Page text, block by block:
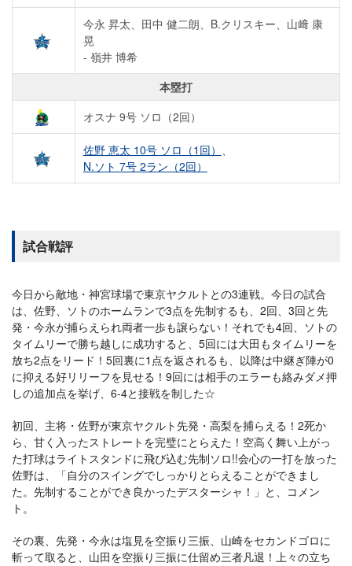
今永 昇太、田中 健二朗、B.クリスキー、山﨑 康
晃
- 嶺井 博希
本塁打
オスナ 9号 ソロ（2回）
佐野 恵太 10号 ソロ（1回） 、
N.ソト 7号 2ラン（2回）
試合戦評
今日から敵地・神宮球場で東京ヤクルトとの3連戦。今日の試合
は、佐野、ソトのホームランで3点を先制するも、2回、3回と先
発・今永が捕らえられ両者一歩も譲らない！それでも4回、ソトの
タイムリーで勝ち越しに成功すると、5回には大田もタイムリーを
放ち2点をリード！5回裏に1点を返されるも、以降は中継ぎ陣が0
に抑える好リリーフを見せる！9回には相手のエラーも絡みダメ押
しの追加点を挙げ、6-4と接戦を制した☆
初回、主将・佐野が東京ヤクルト先発・高梨を捕らえる！2死か
ら、甘く入ったストレートを完璧にとらえた！空高く舞い上がっ
た打球はライトスタンドに飛び込む先制ソロ!!会心の一打を放った
佐野は、「自分のスイングでしっかりとらえることができまし
た。先制することができ良かったデスターシャ！」と、コメン
ト。
その裏、先発・今永は塩見を空振り三振、山崎をセカンドゴロに
斬って取ると、山田を空振り三振に仕留め三者凡退！上々の立ち